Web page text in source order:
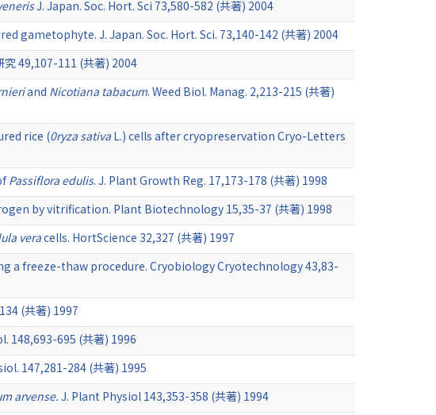
J. Japan. Soc. Hort. Sci 73,580-582 (共著) 2004
gametophyte. J. Japan. Soc. Hort. Sci. 73,140-142 (共著) 2004
49,107-111 (共著) 2004
and Nicotiana tabacum. Weed Biol. Manag. 2,213-215 (共著)
rice (0ryza sativa L.) cells after cryopreservation Cryo-Letters
Passiflora edulis. J. Plant Growth Reg. 17,173-178 (共著) 1998
by vitrification. Plant Biotechnology 15,35-37 (共著) 1998
veracells. HortScience 32,327 (共著) 1997
a freeze-thaw procedure. Cryobiology Cryotechnology 43,83-
(共著) 1997
148,693-695 (共著) 1996
147,281-284 (共著) 1995
arvense.J. Plant Physiol 143,353-358 (共著) 1994